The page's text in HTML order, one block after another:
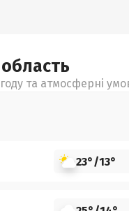
область
та атмосферні
23°/13°